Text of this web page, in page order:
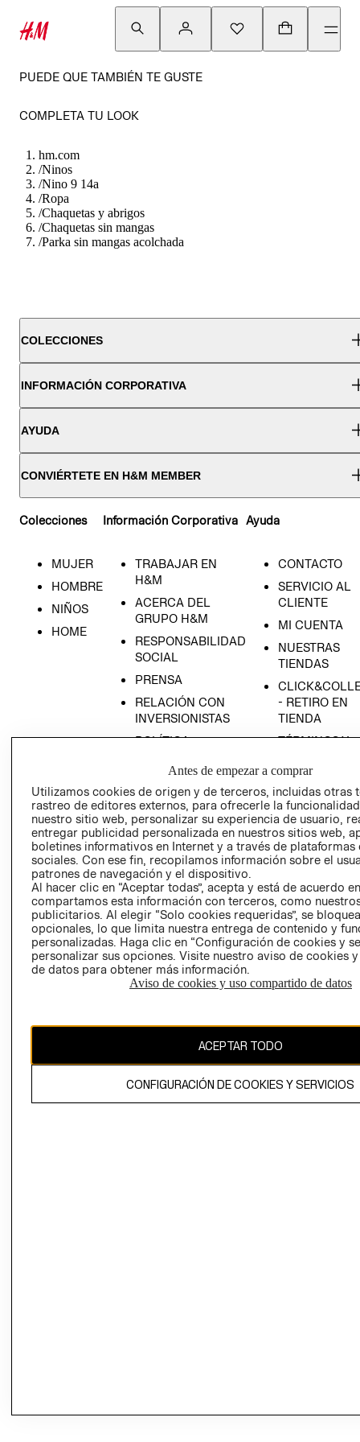
PUEDE QUE TAMBIÉN TE GUSTE
COMPLETA TU LOOK
hm.com
/Ninos
/Nino 9 14a
/Ropa
/Chaquetas y abrigos
/Chaquetas sin mangas
/Parka sin mangas acolchada
COLECCIONES
INFORMACIÓN CORPORATIVA
AYUDA
CONVIÉRTETE EN H&M MEMBER
Colecciones
MUJER
HOMBRE
NIÑOS
HOME
Información Corporativa
TRABAJAR EN
H&M
ACERCA DEL
GRUPO H&M
RESPONSABILIDAD
SOCIAL
PRENSA
RELACIÓN CON
INVERSIONISTAS
POLÍTICA
Ayuda
CONTACTO
SERVICIO AL
CLIENTE
MI CUENTA
NUESTRAS
TIENDAS
- RETIRO EN
TIENDA
TÉRMINOS Y
AVISO DE
PRIVACIDAD
GIFT CARD
AVISO DE
COOKIES
Chile ($)
El contenido de esta página web está protegido por copyright y es
propiedad de H&M Hennes & Mauritz AB.
Antes de empezar a comprar
Utilizamos cookies de origen y de terceros, incluidas otras
rastreo de editores externos, para ofrecerle la
nuestro sitio web, personalizar su experiencia de usuario,
entregar publicidad personalizada en nuestros sitios web,
boletines informativos en Internet y a través de plataformas
sociales. Con ese fin, recopilamos información sobre el
patrones de navegación y el dispositivo.
Al hacer clic en “Aceptar todas”, acepta y está de acuerdo
compartamos esta información con terceros, como
publicitarios. Al elegir “Solo cookies requeridas”, se
opcionales, lo que limita nuestra entrega de contenido y
personalizadas. Haga clic en “Configuración de cookies y
personalizar sus opciones. Visite nuestro aviso de cookies
de datos para obtener más información.
Aviso de cookies y uso compartido de datos
ACEPTAR TODO
CONFIGURACIÓN DE COOKIES Y SERVICIOS